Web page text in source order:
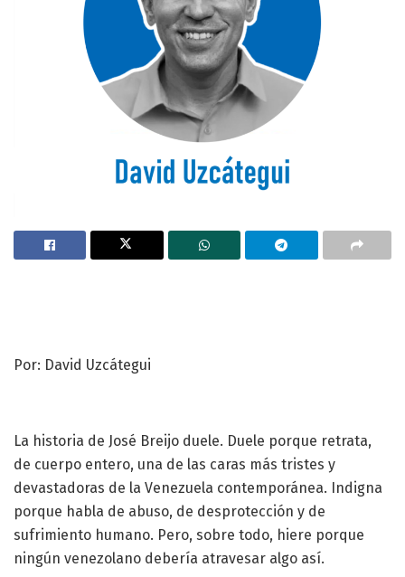
Por: David Uzcátegui
La historia de José Breijo duele. Duele porque retrata,
de cuerpo entero, una de las caras más tristes y
devastadoras de la Venezuela contemporánea. Indigna
porque habla de abuso, de desprotección y de
sufrimiento humano. Pero, sobre todo, hiere porque
ningún venezolano debería atravesar algo así.